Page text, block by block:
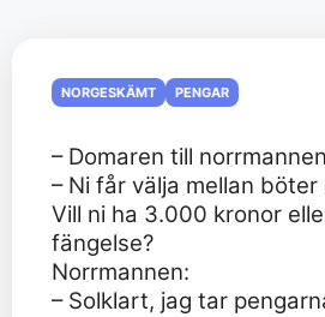
NORGESKÄMT PENGAR
– Domaren till
– Ni får välja mellan
Vill ni ha 3.000 kronor
fängelse?
Norrmannen:
– Solklart, jag tar